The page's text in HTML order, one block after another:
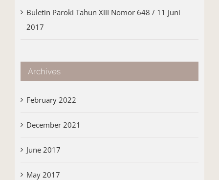
Buletin Paroki Tahun XIII Nomor 648 / 11 Juni
2017
Archives
February 2022
December 2021
June 2017
May 2017